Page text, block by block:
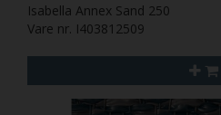
Isabella Annex Sand 250
Vare nr. I403812509